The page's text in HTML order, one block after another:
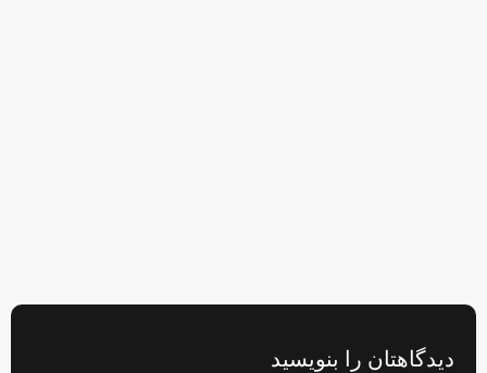
دیدگاهتان را بنویسید